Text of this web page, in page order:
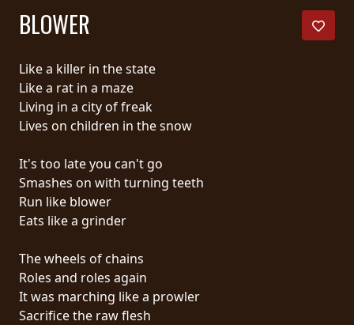
GALERIE
PANIER
MAGASIN
DIFFUSION
PRESSE
PIGGY
CONTACT
CONNEXION
BLOWER
Like a killer in the state
Like a rat in a maze
Living in a city of freak
Lives on children in the snow
It's too late you can't go
Smashes on with turning teeth
Run like blower
Eats like a grinder
The wheels of chains
Roles and roles again
It was marching like a prowler
Sacrifice the raw flesh